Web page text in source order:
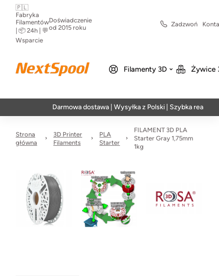
🇵🇱
Fabryka
Filamentów
| 📦 24h | 💬
Wsparcie
Doświadczenie
od 2015 roku
Zadzwoń
Filamenty 3D Żywice
Darmowa dostawa | Wysyłka z Polski | Szybka realizacja w
Strona
główna
3D Printer
Filaments
PLA
Starter
FILAMENT 3D PLA
Starter Gray 1,75mm
1kg